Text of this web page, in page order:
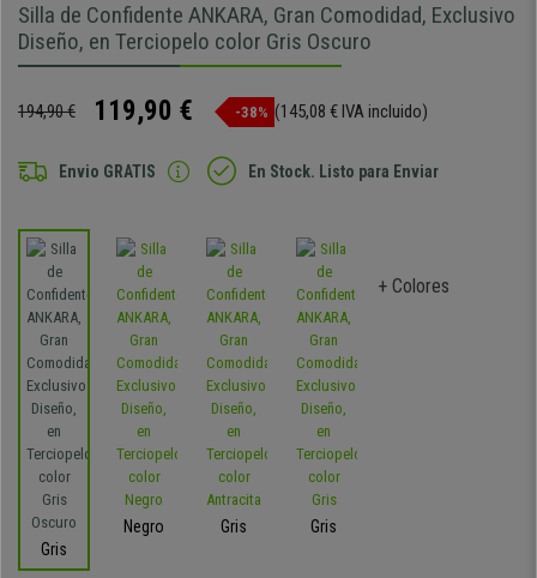
Silla de Confidente ANKARA, Gran Comodidad, Exclusivo
Diseño, en Terciopelo color Gris Oscuro
194,90 € 119,90 € -38% (145,08 € IVA incluido)
Envio GRATIS En Stock. Listo para Enviar
Gris
Negro Gris Gris
+ Colores